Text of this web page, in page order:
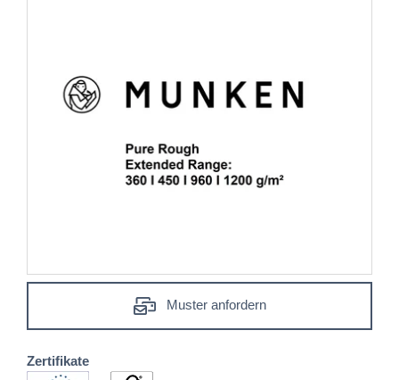
Muster anfordern
Zertifikate